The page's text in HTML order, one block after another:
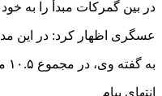
در بین گمرکات مبدأ را به
عسگری اظهار کرد: در این مدت ۴.۴ میلیون تن کالا از مبدأ گمرک منطقه ویژه شهید رجایی، ۳.۸ میلیون تن از گمرک پرویزخان و ۲.۳ میلیون تن از مبدأ گمرک باشماق
به گفته وی، در مجموع ۱۰.۵ میلیون تن از کل ترانزیت خارجی از مسیر ایران در این مدت، از مبدأ گمرکات‌ منطقه ویژه شهیدرجایی، پرویزخان و باشماق بوده است.
انتهای پیام